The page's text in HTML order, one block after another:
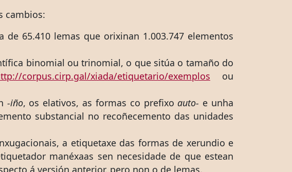
cambios:
65.410 lemas que orixinan 1.003.747 elementos
binomial ou trinomial, o que sitúa o tamaño do
corpus.cirp.gal/xiada/etiquetario/exemplos ou
-iño, os elativos, as formas co prefixoauto- e unha
substancial no recoñecemento das unidades
a etiquetaxe das formas de xerundio e
manéxaas sen necesidade de que estean